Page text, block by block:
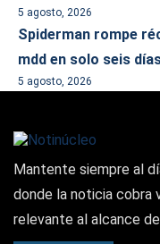
5 agosto, 2026
Spiderman rompe
mdd en solo seis
5 agosto, 2026
Mantente siempre al
donde la noticia cobra
relevante al alcance